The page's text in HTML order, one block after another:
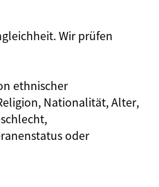
Wir prüfen
ethnischer
Nationalität, Alter,
oder